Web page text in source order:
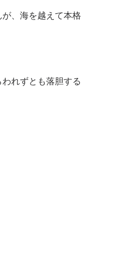
、海を越えて本格
れずとも落胆する